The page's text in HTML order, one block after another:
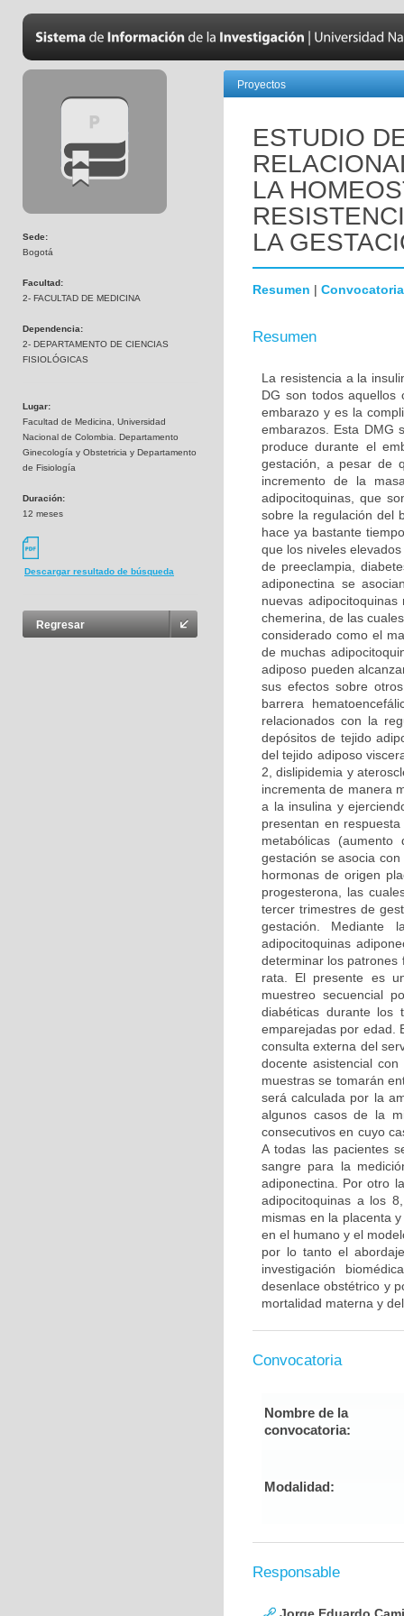
Sede:
Bogotá
Facultad:
2- FACULTAD DE MEDICINA
Dependencia:
2- DEPARTAMENTO DE CIENCIAS
FISIOLÓGICAS
Lugar:
Facultad de Medicina, Universidad
Nacional de Colombia. Departamento
Ginecología y Obstetricia y Departamento
de Fisiología
Duración:
12 meses
Descargar resultado de búsqueda
Regresar
Proyectos
ESTUDIO
LA
LA
Resumen | Convocatoria
Resumen
La resistencia a la
DG son todos aquellos
embarazo y es la
embarazos. Esta DMG
produce durante el
gestación, a pesar de
incremento de la
adipocitoquinas, que
sobre la regulación del
hace ya bastante
que los niveles
de preeclampia,
adiponectina se
nuevas
chemerina, de las
considerado como el
de muchas
adiposo pueden
sus efectos sobre
barrera
relacionados con la
depósitos de tejido
del tejido adiposo
2, dislipidemia y
incrementa de manera
a la insulina y
presentan en
metabólicas
gestación se asocia
hormonas de origen
progesterona, las
tercer trimestres de
gestación. Mediante
adipocitoquinas
determinar los patrones
rata. El presente es
muestreo secuencial
diabéticas durante los
emparejadas por edad.
consulta externa del
docente asistencial
muestras se tomarán
será calculada por la
algunos casos de la
consecutivos en cuyo
A todas las pacientes
sangre para la
adiponectina. Por otro
adipocitoquinas a los
mismas en la placenta
en el humano y el
por lo tanto el
investigación
desenlace obstétrico y
mortalidad materna y
Convocatoria
Nombre de la
convocatoria:
Modalidad:
Responsable